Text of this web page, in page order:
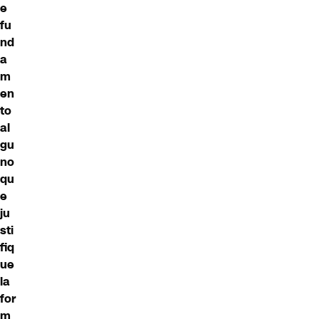
e
fu
nd
a
m
en
to
al
gu
no
qu
e
ju
sti
fiq
ue
la
for
m